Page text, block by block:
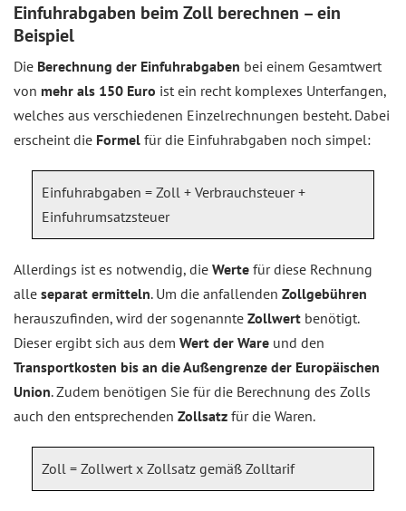
Einfuhrabgaben beim Zoll berechnen – ein
Beispiel
Die Berechnung der Einfuhrabgaben bei einem Gesamtwert
von mehr als 150 Euro ist ein recht komplexes Unterfangen,
welches aus verschiedenen Einzelrechnungen besteht. Dabei
erscheint die Formel für die Einfuhrabgaben noch simpel:
Einfuhrabgaben = Zoll + Verbrauchsteuer +
Einfuhrumsatzsteuer
Allerdings ist es notwendig, die Werte für diese Rechnung
alle separat ermitteln. Um die anfallenden Zollgebühren
herauszufinden, wird der sogenannte Zollwert benötigt.
Dieser ergibt sich aus dem Wert der Ware und den
Transportkosten bis an die Außengrenze der Europäischen
Union. Zudem benötigen Sie für die Berechnung des Zolls
auch den entsprechenden Zollsatz für die Waren.
Zoll = Zollwert x Zollsatz gemäß Zolltarif